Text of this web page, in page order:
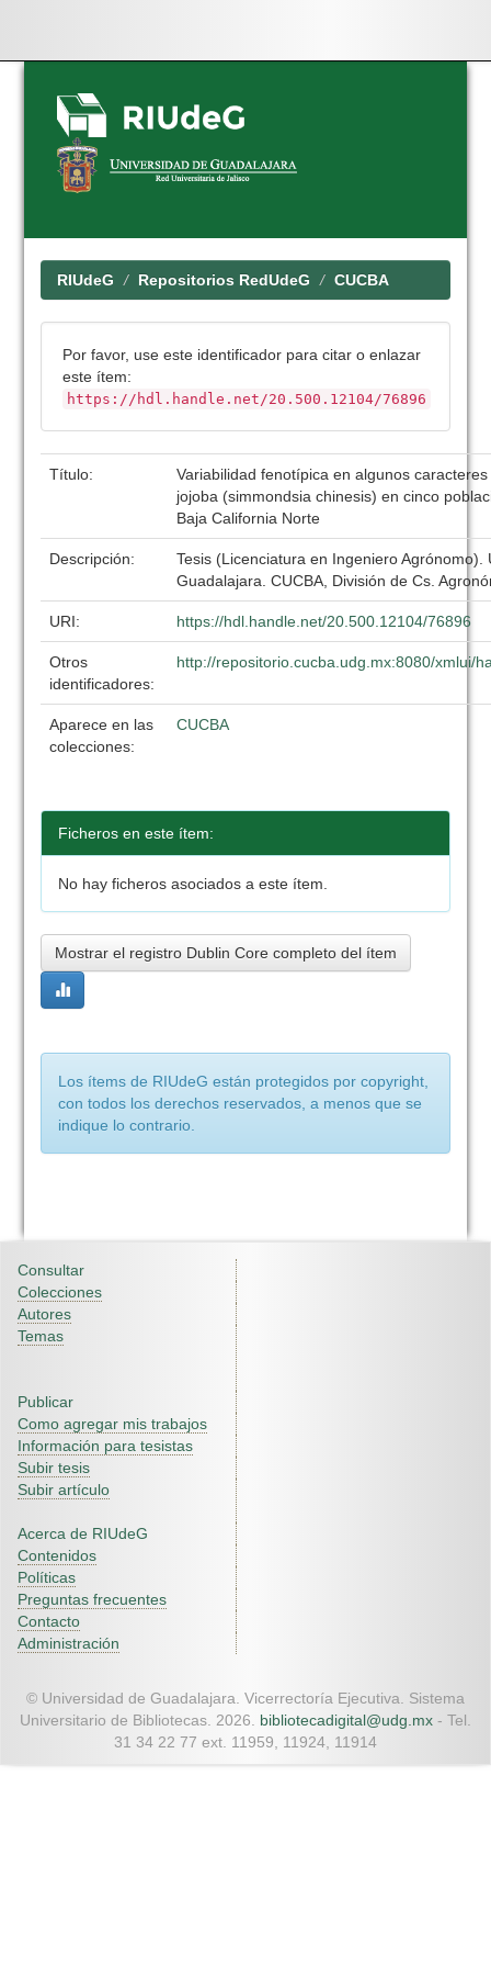
Skip
navigation
RIUdeG Repositorios RedUdeG CUCBA
Por favor, use este identificador para citar o enlazar
este ítem:
https://hdl.handle.net/20.500.12104/76896
Título:
Variabilidad fenotípica en algunos
jojoba (simmondsia chinesis) en cinco
Baja California Norte
Descripción:
Tesis (Licenciatura en Ingeniero Agrónomo).
Guadalajara. CUCBA, División de Cs.
URI: https://hdl.handle.net/20.500.12104/76896
Otros
identificadores:
http://repositorio.cucba.udg.mx:8080/xmlui/
Aparece en las
colecciones:
CUCBA
Ficheros en este ítem:
No hay ficheros asociados a este ítem.
Mostrar el registro Dublin Core completo del ítem
Los ítems de RIUdeG están protegidos por copyright,
con todos los derechos reservados, a menos que se
indique lo contrario.
Consultar
Colecciones
Autores
Temas
Publicar
Como agregar mis trabajos
Información para tesistas
Subir tesis
Subir artículo
Acerca de RIUdeG
Contenidos
Políticas
Preguntas frecuentes
Contacto
Administración
© Universidad de Guadalajara. Vicerrectoría Ejecutiva. Sistema
Universitario de Bibliotecas. 2026. bibliotecadigital@udg.mx - Tel.
31 34 22 77 ext. 11959, 11924, 11914